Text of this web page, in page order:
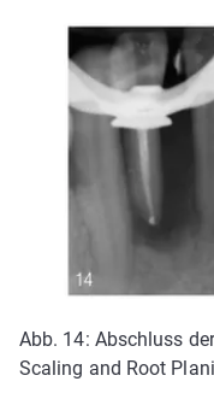
Abb. 14: Abschluss
Scaling and Root